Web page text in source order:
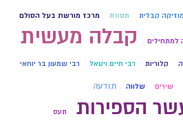
מוזיקה קבלית מסורת מרכז מורשת בעל הסולם
למתחילים קבלה מעשית
קלוריות רבי חיים ויטאל רבי שמעון בר יוחאי
שירים שלווה תודעה
הספירות תעס